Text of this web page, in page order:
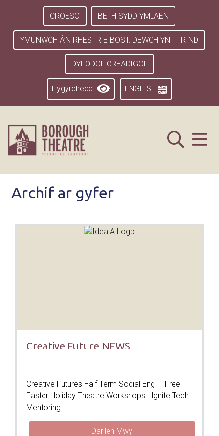
CROESO BETH SYDD YMLAEN
YMUNWCH Â’N RHESTR E-BOST. DEWCH YN FFRIND
DYFODOL CREADIGOL
Hygyrchedd ENGLISH
Archif ar gyfer
Creative Future NEWS
Creative Futures Half Term Social Eng Free
Easter Holiday Theatre Workshops Ignite Tech
Mentoring
Darllen Mwy